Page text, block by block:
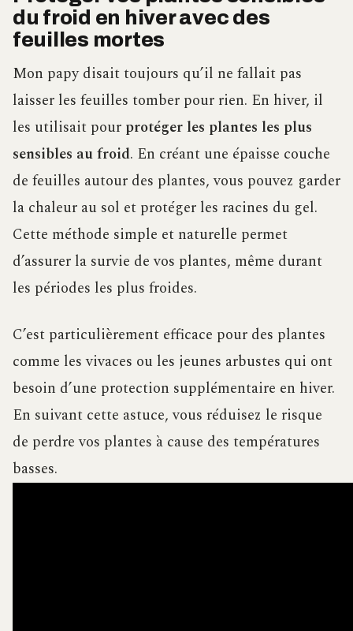
du froid en hiver avec des
feuilles mortes
Mon papy disait toujours qu’il ne fallait pas
laisser les feuilles tomber pour rien. En hiver, il
les utilisait pour protéger les plantes les plus
sensibles au froid. En créant une épaisse couche
de feuilles autour des plantes, vous pouvez garder
la chaleur au sol et protéger les racines du gel.
Cette méthode simple et naturelle permet
d’assurer la survie de vos plantes, même durant
les périodes les plus froides.
C’est particulièrement efficace pour des plantes
comme les vivaces ou les jeunes arbustes qui ont
besoin d’une protection supplémentaire en hiver.
En suivant cette astuce, vous réduisez le risque
de perdre vos plantes à cause des températures
basses.